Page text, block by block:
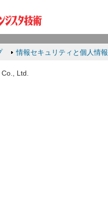
情報セキュリティと個人情
Ltd.